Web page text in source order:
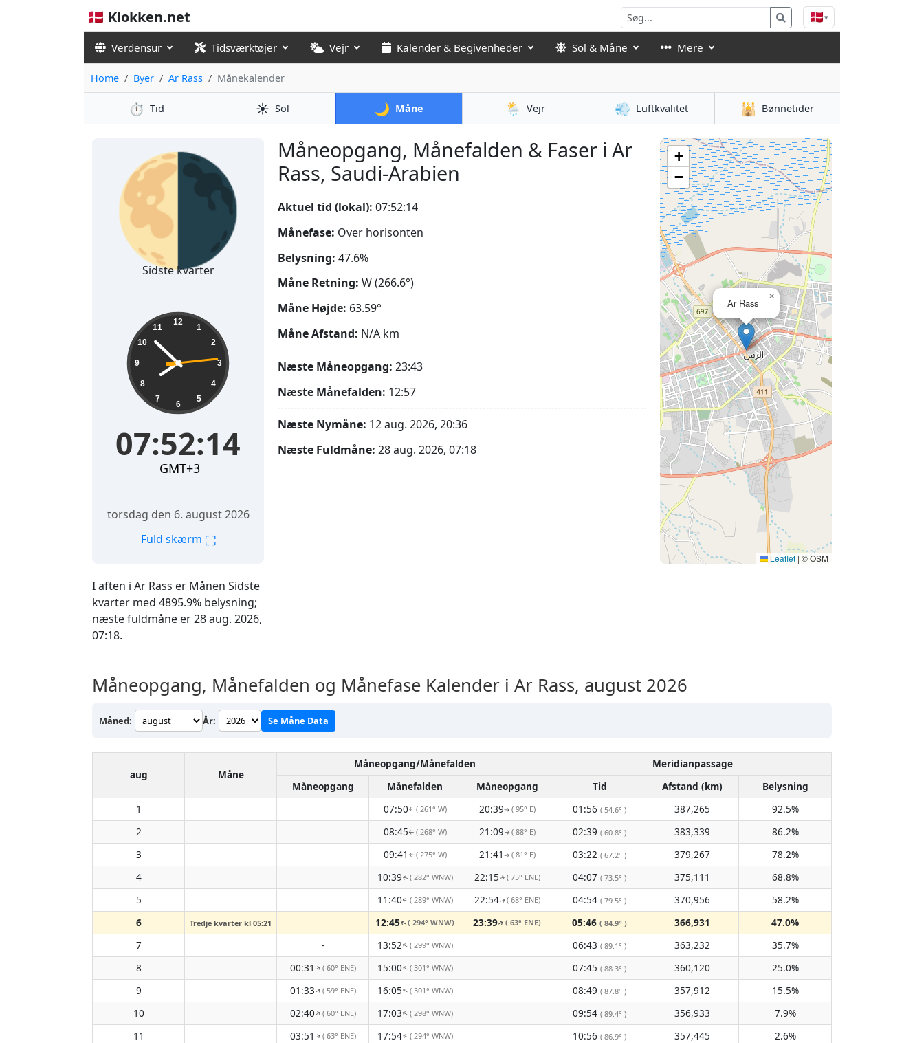
🇩🇰 Klokken.net 🇩🇰▾
Verdensur Tidsværktøjer Vejr Kalender & Begivenheder Sol & Måne Mere
Home Byer Ar Rass Månekalender
⏱️ Tid ☀️ Sol 🌙 Måne 🌦️ Vejr 💨 Luftkvalitet 🕌 Bønnetider
Måneopgang, Månefalden & Faser i Ar
Rass, Saudi-Arabien
I aften i Ar Rass er Månen Sidste
kvarter med 4895.9% belysning;
næste fuldmåne er 28 aug. 2026,
07:18.
🌗
Sidste kvarter
07:52:15 12
1
2
3
4
5
6
7
8
9
10
11
07:52:15
GMT+3
torsdag den 6. august 2026
Fuld skærm ⛶
Aktuel tid (lokal): 07:52:15
Månefase: Over horisonten
Belysning: 47.6%
Måne Retning: W (266.6°)
Måne Højde: 63.59°
Måne Afstand: N/A km
Næste Måneopgang: 23:43
Næste Månefalden: 12:57
Næste Nymåne: 12 aug. 2026, 20:36
Næste Fuldmåne: 28 aug. 2026, 07:18
Ar Rass
×
+
−
Leaflet | © OSM
Måneopgang, Månefalden og Månefase Kalender i Ar Rass, august 2026
Måned: År: Se Måne Data
aug Måne
Måneopgang/Månefalden
Meridianpassage
Måneopgang
Månefalden Måneopgang Tid Afstand (km)
Belysning
1
07:50↑( 261° W) 20:39↑ ( 95° E) 01:56 ( 54.6° ) 387,265
92.5%
2
08:45↑ ( 268° W) 21:09↑ ( 88° E) 02:39 ( 60.8° ) 383,339
86.2%
3
09:41 ↑( 275° W) 21:41 ↑( 81° E) 03:22 ( 67.2° ) 379,267
78.2%
4
10:39↑( 282° WNW) 22:15↑( 75° ENE) 04:07 ( 73.5° ) 375,111
68.8%
5
11:40↑( 289° WNW) 22:54↑( 68° ENE) 04:54 ( 79.5° ) 370,956
58.2%
6
Tredje kvarter kl 05:21 12:45↑( 294° WNW) 23:39↑( 63° ENE) 05:46 ( 84.9° ) 366,931
47.0%
7
- 13:52↑( 299° WNW) 06:43 ( 89.1° ) 363,232
35.7%
8
00:31↑( 60° ENE) 15:00↑( 301° WNW) 07:45 ( 88.3° ) 360,120
25.0%
9
01:33↑( 59° ENE) 16:05↑( 301° WNW) 08:49 ( 87.8° ) 357,912
15.5%
10
02:40↑( 60° ENE) 17:03↑( 298° WNW) 09:54 ( 89.4° ) 356,933
7.9%
11
03:51 ↑( 63° ENE) 17:54↑( 294° WNW) 10:56 ( 86.9° ) 357,445
2.6%